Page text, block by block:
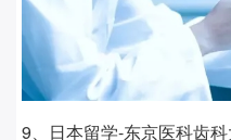
9、日本留学-东京医科齿